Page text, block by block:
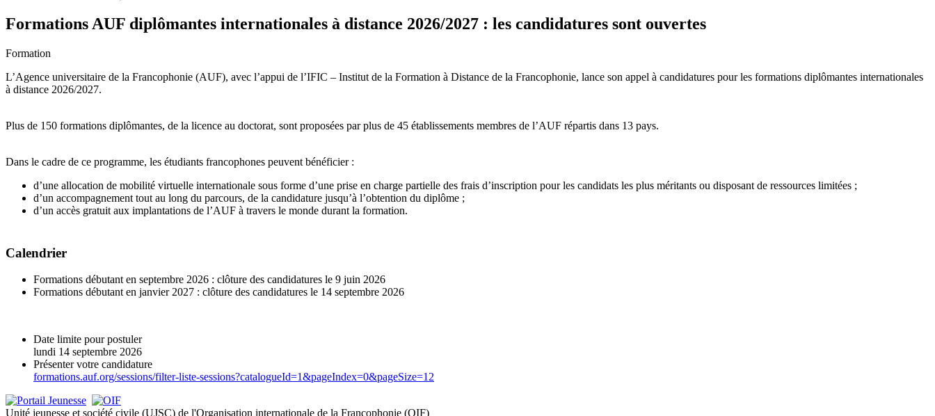
Formations AUF diplômantes internationales à distance 2026/2027 : les candidatures sont ouvertes
Formation
L’Agence universitaire de la Francophonie (AUF), avec l’appui de l’IFIC – Institut de la Formation à Distance de la Francophonie, lance son appel à candidatures pour les formations diplômantes internationales
à distance 2026/2027.
Plus de 150 formations diplômantes, de la licence au doctorat, sont proposées par plus de 45 établissements membres de l’AUF répartis dans 13 pays.
Dans le cadre de ce programme, les étudiants francophones peuvent bénéficier :
d’une allocation de mobilité virtuelle internationale sous forme d’une prise en charge partielle des frais d’inscription pour les candidats les plus méritants ou disposant de ressources limitées ;
d’un accompagnement tout au long du parcours, de la candidature jusqu’à l’obtention du diplôme ;
d’un accès gratuit aux implantations de l’AUF à travers le monde durant la formation.
Calendrier
Formations débutant en septembre 2026 : clôture des candidatures le 9 juin 2026
Formations débutant en janvier 2027 : clôture des candidatures le 14 septembre 2026
Date limite pour postuler
lundi 14 septembre 2026
Présenter votre candidature
formations.auf.org/sessions/filter-liste-sessions?catalogueId=1&pageIndex=0&pageSize=12
Unité jeunesse et société civile (UJSC) de l'Organisation internationale de la Francophonie (OIF)